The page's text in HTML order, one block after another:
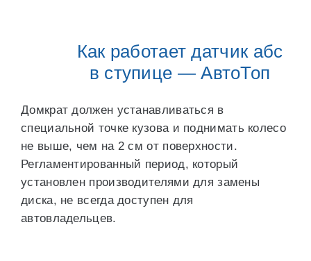
Как работает датчик абс
в ступице — АвтоТоп
Домкрат должен устанавливаться в
специальной точке кузова и поднимать колесо
не выше, чем на 2 см от поверхности.
Регламентированный период, который
установлен производителями для замены
диска, не всегда доступен для
автовладельцев.